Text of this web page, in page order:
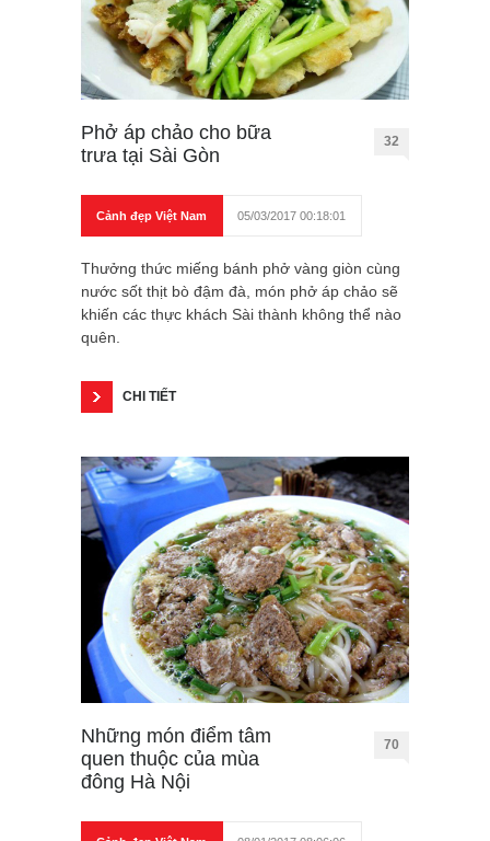
Phở áp chảo cho bữa
trưa tại Sài Gòn
32
Cảnh đẹp Việt Nam 05/03/2017 00:18:01
Thưởng thức miếng bánh phở vàng giòn cùng
nước sốt thịt bò đậm đà, món phở áp chảo sẽ
khiến các thực khách Sài thành không thể nào
quên.
CHI TIẾT
Những món điểm tâm
quen thuộc của mùa
đông Hà Nội
70